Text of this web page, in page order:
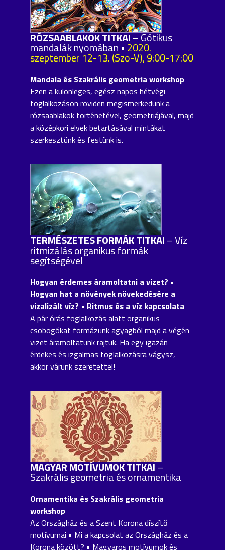
RÓZSAABLAKOK TITKAI– Gótikus
mandalák nyomában • 2020.
szeptember 12-13. (Szo-V), 9:00-17:00
Mandala és Szakrális geometria workshop
Ezen a különleges, egész napos hétvégi
foglalkozáson röviden megismerkedünk a
rózsaablakok történetével, geometriájával, majd
a középkori elvek betartásával mintákat
szerkesztünk és festünk is.
TERMÉSZETES FORMÁK TITKAI– Víz
ritmizálás organikus formák
segítségével
Hogyan érdemes áramoltatni a vizet? •
Hogyan hat a növények növekedésére a
vizalizált víz? • Ritmus és a víz kapcsolata
A pár órás foglalkozás alatt organikus
csobogókat formázunk agyagból majd a végén
vizet áramoltatunk rajtuk. Ha egy igazán
érdekes és izgalmas foglalkozásra vágysz,
akkor várunk szeretettel!
MAGYAR MOTÍVUMOK TITKAI–
Szakrális geometria és ornamentika
Ornamentika és Szakrális geometria
workshop
Az Országház és a Szent Korona díszítő
motívumai • Mi a kapcsolat az Országház és a
Korona között? • Magyaros motívumok és